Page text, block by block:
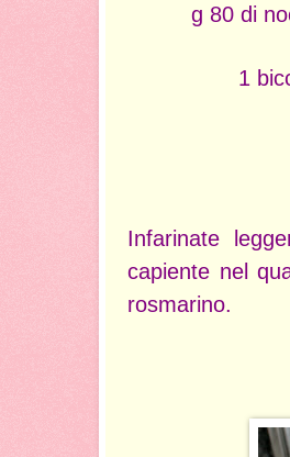
g 80 di
1
Infarinate
capiente nel
rosmarino.